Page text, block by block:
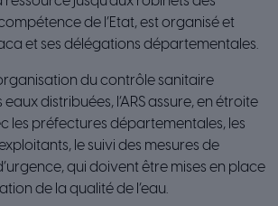
de l’Etat, est organisé et
et ses délégations départementales.
du contrôle sanitaire
distribuées, l’ARS assure, en étroite
les préfectures départementales, les
le suivi des mesures de
qui doivent être mises en place
de la qualité de l’eau.